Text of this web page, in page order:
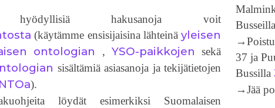
hyödyllisiä hakusanoja voit
(käytämme ensisijaisina lähteinä yleisen
ontologian
, YSO-paikkojen sekä
sisältämiä asiasanoja ja tekijätietojen
).
löydät esimerkiksi Suomalaisen
Busseilla
37 ja
Bussilla
→Jää